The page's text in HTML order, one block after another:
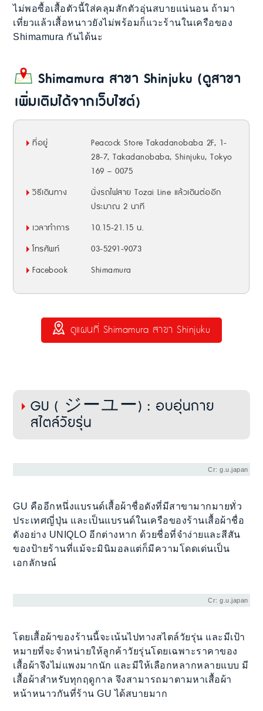
ไม่พอซื้อเสื้อตัวนี้ใส่คลุมสักตัวอุ่นสบายแน่นอน ถ้ามา
เที่ยวแล้วเสื้อหนาวยังไม่พร้อมก็แวะร้านในเครือของ
Shimamura กันได้นะ
Shimamura สาขา Shinjuku (ดูสาขา
เพิ่มเติมได้จากเว็บไซต์)
ที่อยู่
Peacock Store Takadanobaba 2F, 1-
28-7, Takadanobaba, Shinjuku, Tokyo
169 – 0075
วิธีเดินทาง
นั่งรถไฟสาย Tozai Line แล้วเดินต่ออีก
ประมาณ 2 นาที
เวลาทำการ
10.15-21.15 น.
โทรศัพท์
03-5291-9073
Facebook
Shimamura
ดูแผนที่ Shimamura สาขา Shinjuku
GU ( ジーユー) : อบอุ่นกาย
สไตล์วัยรุ่น
Cr: g.u.japan
GU คืออีกหนึ่งแบรนด์เสื้อผ้าชื่อดังที่มีสาขามากมายทั่ว
ประเทศญี่ปุ่น และเป็นแบรนด์ในเครือของร้านเสื้อผ้าชื่อ
ดังอย่าง UNIQLO อีกต่างหาก ด้วยชื่อที่จำง่ายและสีสัน
ของป้ายร้านที่แม้จะมินิมอลแต่ก็มีความโดดเด่นเป็น
เอกลักษณ์
Cr: g.u.japan
โดยเสื้อผ้าของร้านนี้จะเน้นไปทางสไตล์วัยรุ่น และมีเป้า
หมายที่จะจำหน่ายให้ลูกค้าวัยรุ่นโดยเฉพาะราคาของ
เสื้อผ้าจึงไม่แพงมากนัก และมีให้เลือกหลากหลายแบบ มี
เสื้อผ้าสำหรับทุกฤดูกาล จึงสามารถมาตามหาเสื้อผ้า
หน้าหนาวกันที่ร้าน GU ได้สบายมาก